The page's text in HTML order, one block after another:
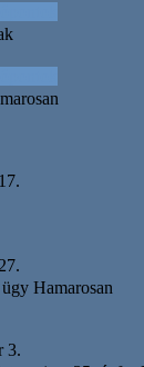
Hamarosan
3.